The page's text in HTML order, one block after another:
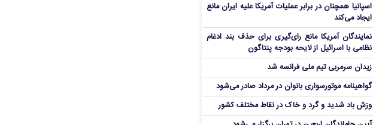
اسپانیا همچنان در برابر عملیات آمریکا علیه ایران مانع
ایجاد می‌کند
نمایندگان آمریکا مانع رای‌گیری برای حذف بند ادغام
نظامی با اسرائیل از لایحه بودجه پنتاگون
زیدان سرمربی تیم ملی فرانسه شد
گواهینامه موتورسواری بانوان در مرداد صادر می‌شود
وزش باد شدید و گرد و خاک در نقاط مختلف کشور